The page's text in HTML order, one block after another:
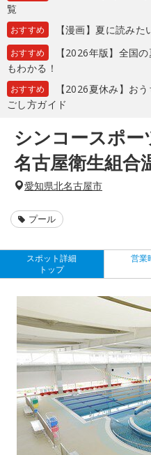
覧
おすすめ 【漫画】夏に読み
おすすめ
【2026年版】全国
もわかる！
おすすめ
【2026夏休み】お
ごし方ガイド
シンコースポ
名古屋衛生組合
愛知県北名古屋市
プール
スポット詳細
トップ
営業